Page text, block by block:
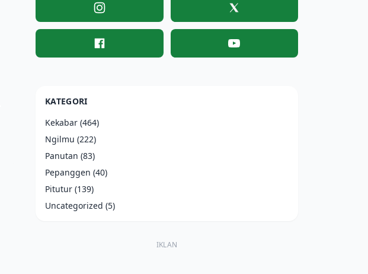
Instagram X
Facebook YouTube
KATEGORI
Kekabar (464)
Ngilmu (222)
Panutan (83)
Pepanggen (40)
Pitutur (139)
Uncategorized (5)
IKLAN